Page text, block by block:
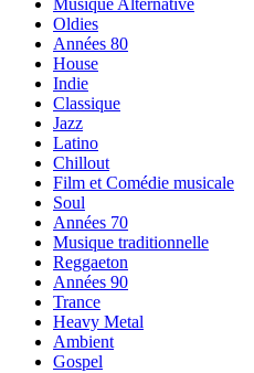
Musique Alternative
Oldies
Années 80
House
Indie
Classique
Jazz
Latino
Chillout
Film et Comédie musicale
Soul
Années 70
Musique traditionnelle
Reggaeton
Années 90
Trance
Heavy Metal
Ambient
Gospel